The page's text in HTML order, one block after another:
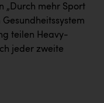
„Durch mehr Sport
teilen Heavy-
jeder zweite